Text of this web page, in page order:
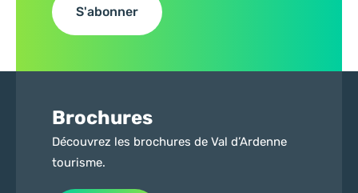
S'abonner
Brochures
Découvrez les brochures de Val d’Ardenne
tourisme.